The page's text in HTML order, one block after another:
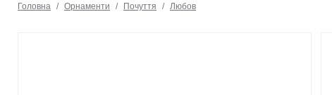
Головна / Орнаменти / Почуття / Любов